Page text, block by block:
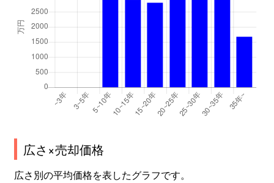
広さ×売却価格
広さ別の平均価格を表したグラフです。